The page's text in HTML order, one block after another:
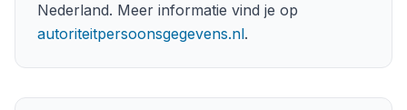
Nederland. Meer informatie vind je op
autoriteitpersoonsgegevens.nl.